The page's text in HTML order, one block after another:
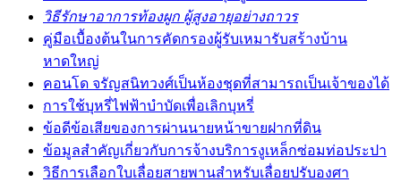
วิธีรักษาอาการท้องผูก ผู้สูงอายุอย่างถาวร
คู่มือเบื้องต้นในการคัดกรองผู้รับเหมารับสร้างบ้าน
หาดใหญ่
คอนโด จรัญสนิทวงศ์เป็นห้องชุดที่สามารถเป็นเจ้าของได้
การใช้บุหรี่ไฟฟ้าบำบัดเพื่อเลิกบุหรี่
ข้อดีข้อเสียของการผ่านนายหน้าขายฝากที่ดิน
ข้อมูลสำคัญเกี่ยวกับการจ้างบริการงูเหล็กซ่อมท่อประปา
วิธีการเลือกใบเลื่อยสายพานสำหรับเลื่อยปรับองศา